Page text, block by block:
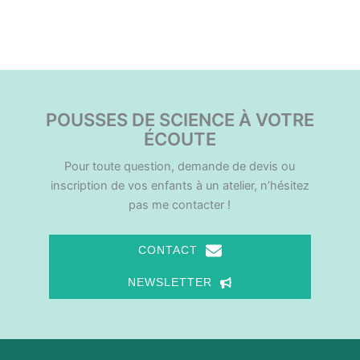
POUSSES DE SCIENCE À VOTRE
ÉCOUTE
Pour toute question, demande de devis ou
inscription de vos enfants à un atelier, n’hésitez
pas me contacter !
CONTACT
NEWSLETTER